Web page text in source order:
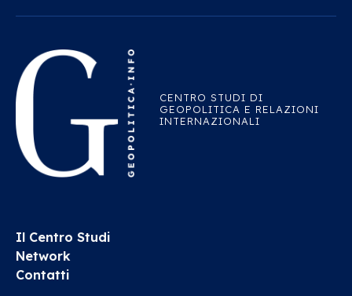
CENTRO STUDI DI
GEOPOLITICA E RELAZIONI
INTERNAZIONALI
Il Centro Studi
Network
Contatti